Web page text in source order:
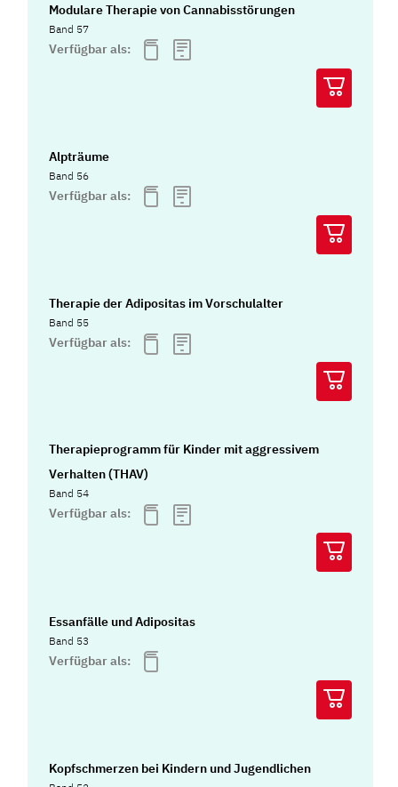
Modulare Therapie von Cannabisstörungen
Band 57
Verfügbar als:
Alpträume
Band 56
Verfügbar als:
Therapie der Adipositas im Vorschulalter
Band 55
Verfügbar als:
Therapieprogramm für Kinder mit aggressivem
Verhalten (THAV)
Band 54
Verfügbar als:
Essanfälle und Adipositas
Band 53
Verfügbar als:
Kopfschmerzen bei Kindern und Jugendlichen